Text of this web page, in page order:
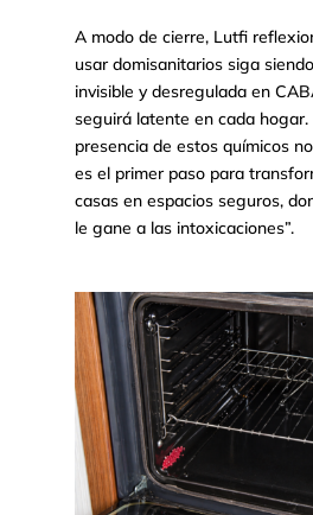
A modo de cierre, Lutfi
usar domisanitarios siga
invisible y desregulada en
seguirá latente en cada
presencia de estos químicos
es el primer paso para
casas en espacios seguros,
le gane a las intoxicaciones”.